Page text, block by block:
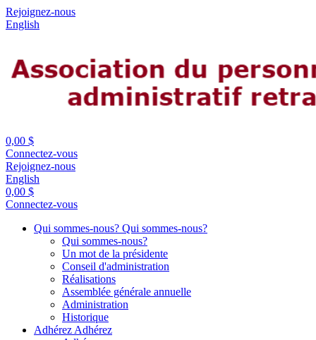
Rejoignez-nous
English
0,00 $
Connectez-vous
Rejoignez-nous
English
0,00 $
Connectez-vous
Qui sommes-nous? Qui sommes-nous?
Qui sommes-nous?
Un mot de la présidente
Conseil d'administration
Réalisations
Assemblée générale annuelle
Administration
Historique
Adhérez Adhérez